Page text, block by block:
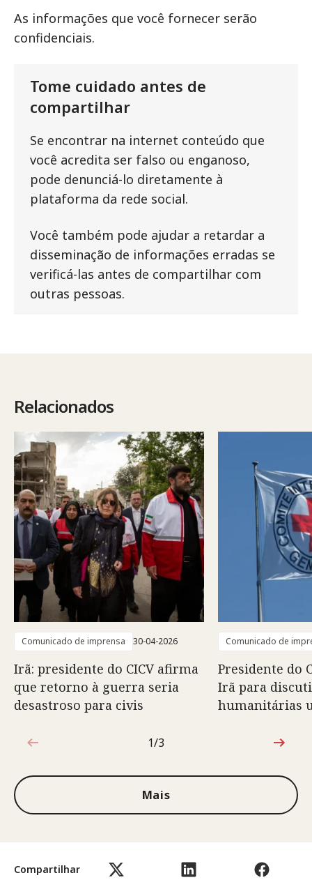
Compartilhar
As informações que você fornecer serão
confidenciais.
Tome cuidado antes de
compartilhar
Se encontrar na internet conteúdo que
você acredita ser falso ou enganoso,
pode denunciá-lo diretamente à
plataforma da rede social.
Você também pode ajudar a retardar a
disseminação de informações erradas se
verificá-las antes de compartilhar com
outras pessoas.
Relacionados
Comunicado de imprensa 30-04-2026
Irã: presidente do CICV afirma
que retorno à guerra seria
desastroso para civis
Comunicado de
Presidente do
Irã para
humanitárias
1 de 3
1/3
Mais